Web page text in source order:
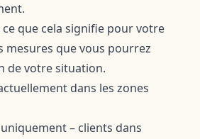
que cela signifie pour votre
mesures que vous pourrez
de votre situation.
dans les zones
– clients dans